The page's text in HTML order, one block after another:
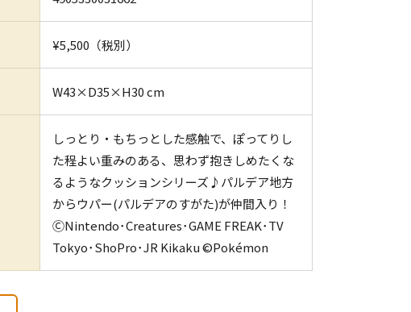
¥5,500（税別）
W43×D35×H30 cm
しっとり・もちっとした感触で、ぽってりし
た程よい重みのある、思わず抱きしめたくな
るようなクッションシリーズ♪パルデア地方
からウパー(パルデアのすがた)が仲間入り！
ⒸNintendo･Creatures･GAME FREAK･TV
Tokyo･ShoPro･JR Kikaku ©Pokémon